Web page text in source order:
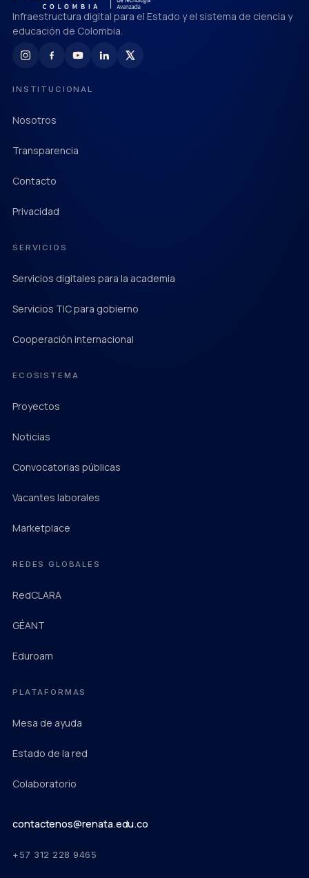
Infraestructura digital para el Estado y el sistema de ciencia y
educación de Colombia.
INSTITUCIONAL
Nosotros
Transparencia
Contacto
Privacidad
SERVICIOS
Servicios digitales para la academia
Servicios TIC para gobierno
Cooperación internacional
ECOSISTEMA
Proyectos
Noticias
Convocatorias públicas
Vacantes laborales
Marketplace
REDES GLOBALES
RedCLARA
(abre en una pestaña nueva)
GÉANT
(abre en una pestaña nueva)
Eduroam
(abre en una pestaña nueva)
PLATAFORMAS
Mesa de ayuda
Estado de la red
Colaboratorio
(abre en una pestaña nueva)
contactenos@renata.edu.co
+57 312 228 9465